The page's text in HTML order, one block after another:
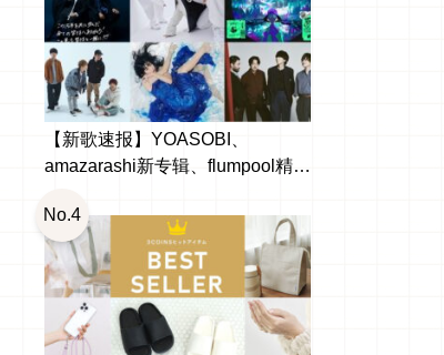
【新歌速报】YOASOBI、
amazarashi新专辑、flumpool精选
No.4